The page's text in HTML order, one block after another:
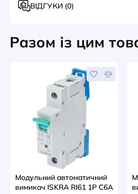
ВІДГУКИ (0)
Разом із цим
Модульний автоматичний
вимикач ISKRA RI61 1P C6A